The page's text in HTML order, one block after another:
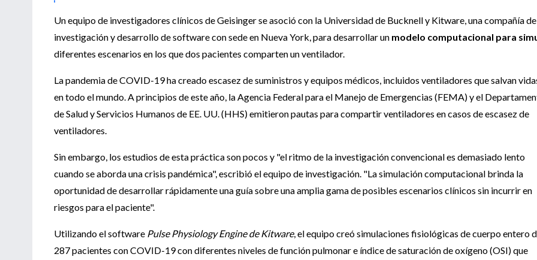
Un equipo de investigadores clínicos de Geisinger se asoció con la Universidad de Bucknell y Kitware, una compañía de
investigación y desarrollo de software con sede en Nueva York, para desarrollar un modelo computacional para
diferentes escenarios en los que dos pacientes comparten un ventilador.
La pandemia de COVID-19 ha creado escasez de suministros y equipos médicos, incluidos ventiladores que salvan
en todo el mundo. A principios de este año, la Agencia Federal para el Manejo de Emergencias (FEMA) y el
de Salud y Servicios Humanos de EE. UU. (HHS) emitieron pautas para compartir ventiladores en casos de escasez de
ventiladores.
Sin embargo, los estudios de esta práctica son pocos y "el ritmo de la investigación convencional es demasiado lento
cuando se aborda una crisis pandémica", escribió el equipo de investigación. "La simulación computacional brinda la
oportunidad de desarrollar rápidamente una guía sobre una amplia gama de posibles escenarios clínicos sin incurrir en
riesgos para el paciente".
Utilizando el software Pulse Physiology Engine de Kitware, el equipo creó simulaciones fisiológicas de cuerpo entero
287 pacientes con COVID-19 con diferentes niveles de función pulmonar e índice de saturación de oxígeno (OSI) que